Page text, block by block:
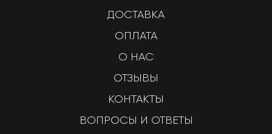
ДОСТАВКА
ОПЛАТА
О НАС
ОТЗЫВЫ
КОНТАКТЫ
ВОПРОСЫ И ОТВЕТЫ